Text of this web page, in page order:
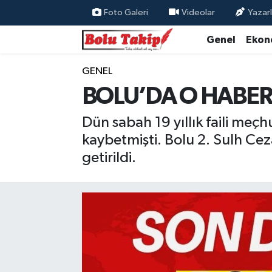
Foto Galeri Videolar
Genel
GENEL
BOLU’DA O
Dün sabah 19 yıllık faili
kaybetmişti. Bolu 2. Sulh
getirildi.